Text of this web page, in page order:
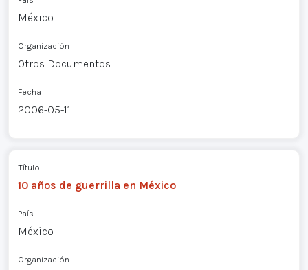
México
Organización
Otros Documentos
Fecha
2006-05-11
Título
10 años de guerrilla en México
País
México
Organización